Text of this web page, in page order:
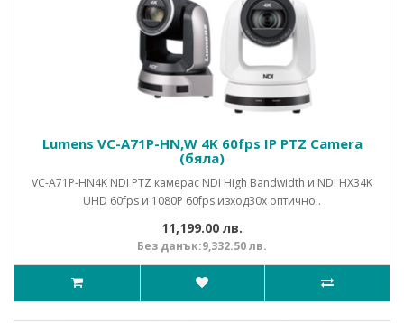
Lumens VC-A71P-HN,W 4K 60fps IP PTZ Camera
(бяла)
VC-A71P-HN4K NDI PTZ камерас NDI High Bandwidth и NDI HX34K
UHD 60fps и 1080P 60fps изход30x оптично..
11,199.00 лв.
Без данък:9,332.50 лв.